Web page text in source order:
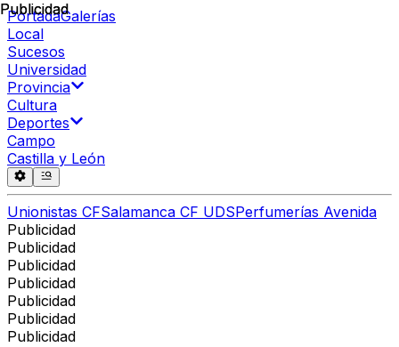
PortadaGalerías
Local
Sucesos
Universidad
Provincia
Cultura
Deportes
Campo
Castilla y León
Unionistas CFSalamanca CF UDSPerfumerías Avenida
Publicidad
Publicidad
Publicidad
Publicidad
Publicidad
Publicidad
Publicidad
Publicidad
Publicidad